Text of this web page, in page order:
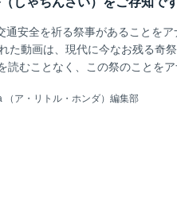
通安全を祈る祭事があることを
た動画は、現代に今なお残る奇
むことなく、この祭のことをア
ですよ!?!?!?
（ア・リトル・ホンダ）編集部